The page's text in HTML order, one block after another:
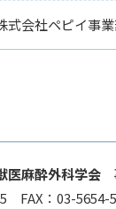
式会社ペピイ事
医麻酔外科学会
FAX：03-5654-